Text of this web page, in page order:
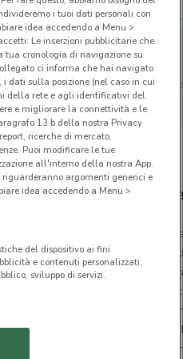
Non ci
EurekaKids,
è una
vendita di giocattoli
neonati. L’impegno
prodotti sicuri e a
vendita per i tuoi
e
i tuoi dati personali con
idea accedendo a Menu >
Le inserzioni pubblicitarie che
cronologia di navigazione su
ci informa che hai navigato
dati sulla posizione (nel caso in cui
della rete e agli identificativi del
e migliorare la connettività e le
13.b della nostra Privacy
ricerche di mercato,
Puoi modificare le tue
all'interno della nostra App.
argomenti generici e
idea accedendo a Menu >
del dispositivo ai fini
e contenuti personalizzati,
sviluppo di servizi.